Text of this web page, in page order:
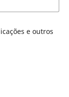
e outros